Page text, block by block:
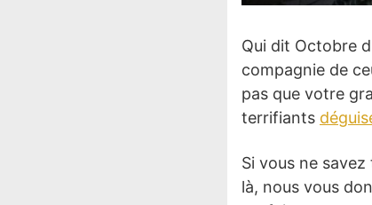
Qui dit Octobre
compagnie de
pas que votre
terrifiants
Si vous ne
là, nous vous